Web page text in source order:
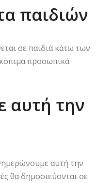
παιδιών
σε παιδιά κάτω των
προσωπικά
αυτή την
αυτή την
θα δημοσιεύονται σε